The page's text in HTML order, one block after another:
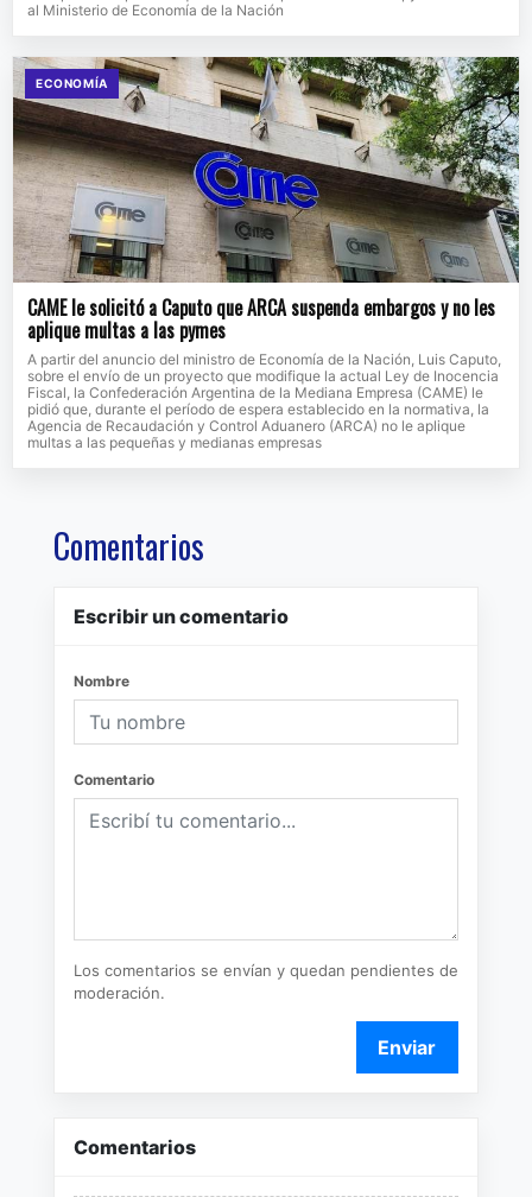
al Ministerio de Economía de la Nación
ECONOMÍA
CAME le solicitó a Caputo que ARCA suspenda embargos y no les
aplique multas a las pymes
A partir del anuncio del ministro de Economía de la Nación, Luis Caputo,
sobre el envío de un proyecto que modifique la actual Ley de Inocencia
Fiscal, la Confederación Argentina de la Mediana Empresa (CAME) le
pidió que, durante el período de espera establecido en la normativa, la
Agencia de Recaudación y Control Aduanero (ARCA) no le aplique
multas a las pequeñas y medianas empresas
Comentarios
Escribir un comentario
Nombre
Comentario
Los comentarios se envían y quedan pendientes de
moderación.
Enviar
Comentarios